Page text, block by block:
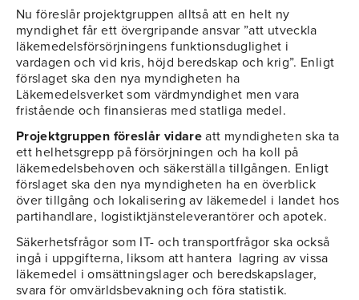
Nu föreslår projektgruppen alltså att en helt ny
myndighet får ett övergripande ansvar ”att utveckla
läkemedelsförsörjningens funktionsduglighet i
vardagen och vid kris, höjd beredskap och krig”. Enligt
förslaget ska den nya myndigheten ha
Läkemedelsverket som värdmyndighet men vara
fristående och finansieras med statliga medel.
Projektgruppen föreslår vidare att myndigheten ska ta
ett helhetsgrepp på försörjningen och ha koll på
läkemedelsbehoven och säkerställa tillgången. Enligt
förslaget ska den nya myndigheten ha en överblick
över tillgång och lokalisering av läkemedel i landet hos
partihandlare, logistiktjänsteleverantörer och apotek.
Säkerhetsfrågor som IT- och transportfrågor ska också
ingå i uppgifterna, liksom att hantera lagring av vissa
läkemedel i omsättningslager och beredskapslager,
svara för omvärldsbevakning och föra statistik.